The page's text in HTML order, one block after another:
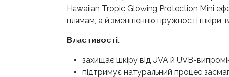
Hawaiian Tropic Glowing Protection Mini
плямам, а й зменшенню пружності шкіри,
Властивості:
захищає шкіру від UVA й UVB-
підтримує натуральний процес